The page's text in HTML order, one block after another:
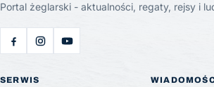
Portal żeglarski - aktualności, regaty, rejsy i
SERWIS